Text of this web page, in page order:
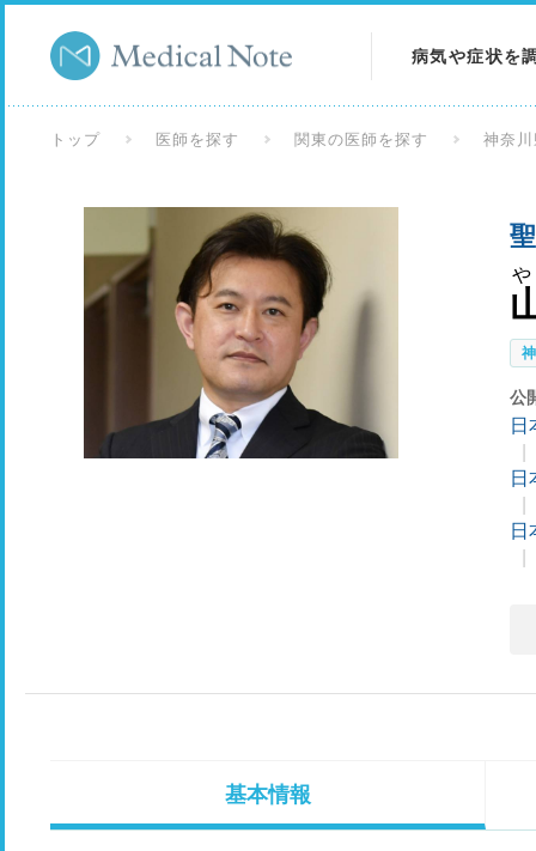
病気や症状を
検査を調べる
トップ 医師を探す 関東の医師を探す 神奈
公
日
日
日
基本情報